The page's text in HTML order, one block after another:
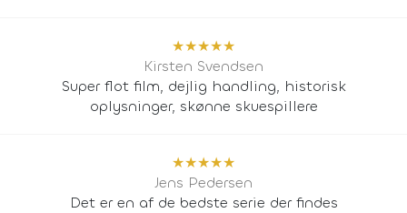
★★★★★
Kirsten Svendsen
Super flot film, dejlig handling, historisk
oplysninger, skønne skuespillere
★★★★★
Jens Pedersen
Det er en af de bedste serie der findes